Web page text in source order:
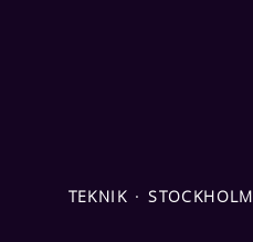
TEKNIK · STOCKHOLM